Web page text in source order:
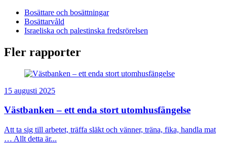
Bosättare och bosättningar
Bosättarvåld
Israeliska och palestinska fredsrörelsen
Fler rapporter
15 augusti 2025
Västbanken – ett enda stort utomhusfängelse
Att ta sig till arbetet, träffa släkt och vänner, träna, fika, handla mat
… Allt detta är...